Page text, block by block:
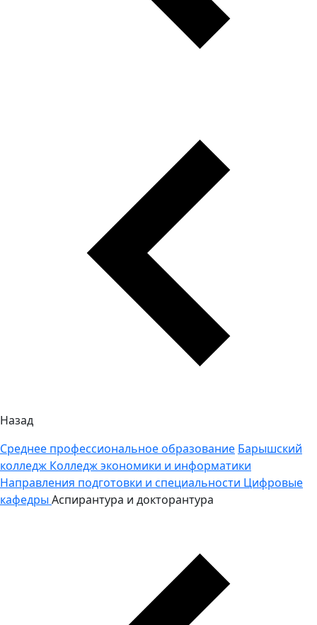
Назад
Среднее профессиональное образование Барышский
колледж Колледж экономики и информатики
Направления подготовки и специальности Цифровые
кафедры Аспирантура и докторантура